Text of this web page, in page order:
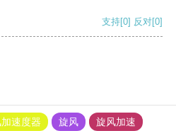
支持[0] 反对[0]
速度器 旋风
旋风加速